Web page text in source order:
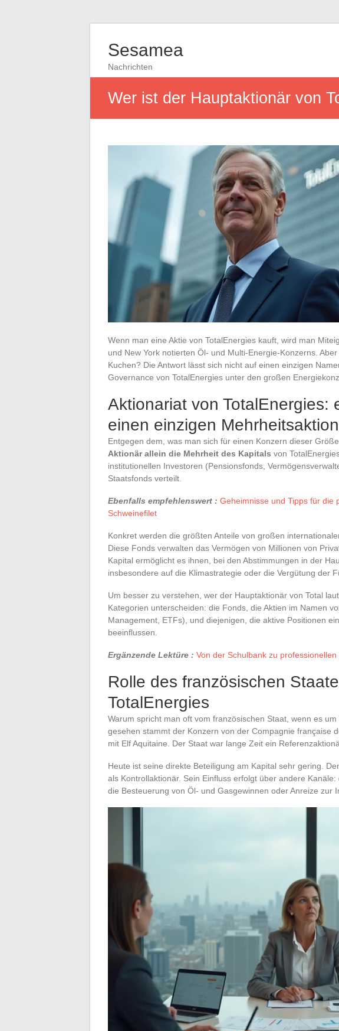
Sesamea
Nachrichten
Wer ist der Hauptaktionär von
Wenn man eine Aktie von TotalEnergies kauft, wird man
und New York notierten Öl- und Multi-Energie-Konzerns.
Kuchen? Die Antwort lässt sich nicht auf einen einzigen
Governance von TotalEnergies unter den großen
Aktionariat von TotalEnergies:
einen einzigen
Entgegen dem, was man sich für einen Konzern dieser
Aktionär allein die Mehrheit des Kapitals von
institutionellen Investoren (Pensionsfonds,
Staatsfonds verteilt.
Ebenfalls empfehlenswert : Geheimnisse und Tipps für die
Schweinefilet
Konkret werden die größten Anteile von großen
Diese Fonds verwalten das Vermögen von Millionen von
Kapital ermöglicht es ihnen, bei den Abstimmungen in der
insbesondere auf die Klimastrategie oder die Vergütung der
Um besser zu verstehen, wer der Hauptaktionär von Total
Kategorien unterscheiden: die Fonds, die Aktien im Namen
Management, ETFs), und diejenigen, die aktive Positionen
beeinflussen.
Ergänzende Lektüre : Von der Schulbank zu
Rolle des französischen
TotalEnergies
Warum spricht man oft vom französischen Staat, wenn es
gesehen stammt der Konzern von der Compagnie française
mit Elf Aquitaine. Der Staat war lange Zeit ein
Heute ist seine direkte Beteiligung am Kapital sehr gering.
als Kontrollaktionär. Sein Einfluss erfolgt über andere
die Besteuerung von Öl- und Gasgewinnen oder Anreize zur